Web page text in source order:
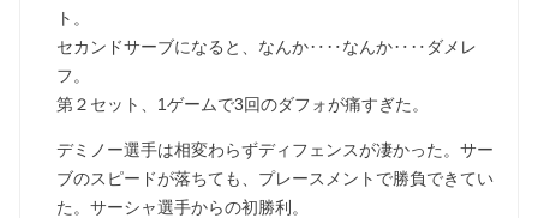
ト。
セカンドサーブになると、なんか‥‥なんか‥‥ダメレ
フ。
第２セット、1ゲームで3回のダフォが痛すぎた。
デミノー選手は相変わらずディフェンスが凄かった。サー
ブのスピードが落ちても、プレースメントで勝負できてい
た。サーシャ選手からの初勝利。